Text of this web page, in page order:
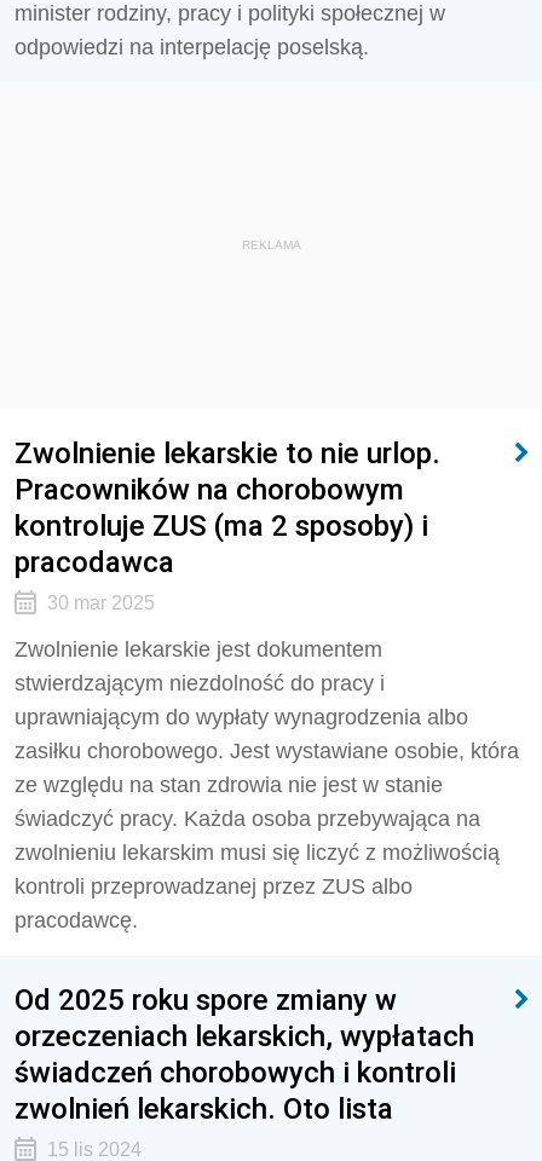
minister rodziny, pracy i polityki społecznej w
odpowiedzi na interpelację poselską.
REKLAMA
Zwolnienie lekarskie to nie urlop.
Pracowników na chorobowym
kontroluje ZUS (ma 2 sposoby) i
pracodawca
30 mar 2025
Zwolnienie lekarskie jest dokumentem
stwierdzającym niezdolność do pracy i
uprawniającym do wypłaty wynagrodzenia albo
zasiłku chorobowego. Jest wystawiane osobie, która
ze względu na stan zdrowia nie jest w stanie
świadczyć pracy. Każda osoba przebywająca na
zwolnieniu lekarskim musi się liczyć z możliwością
kontroli przeprowadzanej przez ZUS albo
pracodawcę.
Od 2025 roku spore zmiany w
orzeczeniach lekarskich, wypłatach
świadczeń chorobowych i kontroli
zwolnień lekarskich. Oto lista
15 lis 2024